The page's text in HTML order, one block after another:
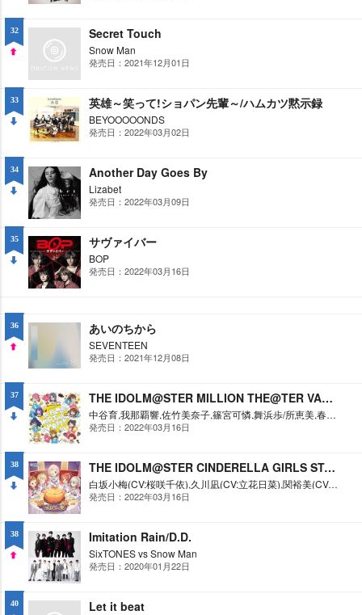
32 Secret Touch
Snow Man
発売日：2021年12月01日
33
WN
英雄～笑って!ショパン先輩～/ハムカツ黙示録
BEYOOOOONDS
発売日：2022年03月02日
34
WN
Another Day Goes By
Lizabet
発売日：2022年03月09日
35 サヴァイバー
BOP
発売日：2022年03月16日
36 あいのちから
SEVENTEEN
発売日：2021年12月08日
37
WN
THE IDOLM@STER MILLION THE@TER VARIETY 01(ワールド・アスレチック・COOK-KING～勝者必食!?スポ食の秋～/ショコラブル*イブ)
中谷育,我那覇響,佐竹美奈子,篠宮可憐,舞浜歩/所恵美,春日未来,高山紗代子,野々原茜,望月杏奈
発売日：2022年03月16日
38
WN
THE IDOLM@STER CINDERELLA GIRLS STARLIGHT MASTER R/LOCK ON! 03 かぼちゃ姫
白坂小梅(CV:桜咲千依),久川凪(CV:立花日菜),関裕美(CV:会沢紗弥),森久保乃々(CV:高橋花林),椎名法子(CV:都丸ちよ)
発売日：2022年03月16日
38 Imitation Rain/D.D.
SixTONES vs Snow Man
発売日：2020年01月22日
40 Let it beat